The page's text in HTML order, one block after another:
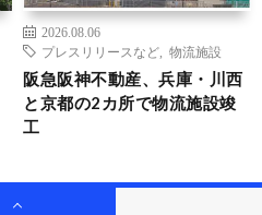
2026.08.06
プレスリリースなど
物流施設
阪急阪神不動産、兵庫・川西
と京都の2カ所で物流施設竣
工